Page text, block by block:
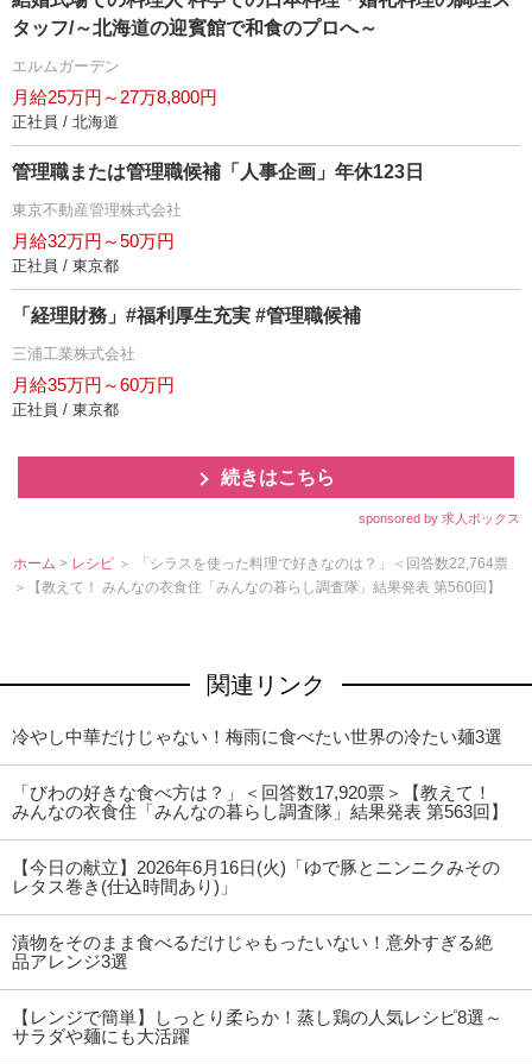
タッフ/～北海道の迎賓館で和食のプロへ～
エルムガーデン
月給25万円～27万8,800円
正社員 / 北海道
管理職または管理職候補「人事企画」年休123日
東京不動産管理株式会社
月給32万円～50万円
正社員 / 東京都
「経理財務」#福利厚生充実 #管理職候補
三浦工業株式会社
月給35万円～60万円
正社員 / 東京都
続きはこちら
sponsored by 求人ボックス
ホーム > レシピ ＞ 「シラスを使った料理で好きなのは？」＜回答数22,764票
＞【教えて！ みんなの衣食住「みんなの暮らし調査隊」結果発表 第560回】
関連リンク
冷やし中華だけじゃない！梅雨に食べたい世界の冷たい麺3選
「びわの好きな食べ方は？」＜回答数17,920票＞【教えて！
みんなの衣食住「みんなの暮らし調査隊」結果発表 第563回】
【今日の献立】2026年6月16日(火)「ゆで豚とニンニクみその
レタス巻き(仕込時間あり)」
漬物をそのまま食べるだけじゃもったいない！意外すぎる絶
品アレンジ3選
【レンジで簡単】しっとり柔らか！蒸し鶏の人気レシピ8選～
サラダや麺にも大活躍